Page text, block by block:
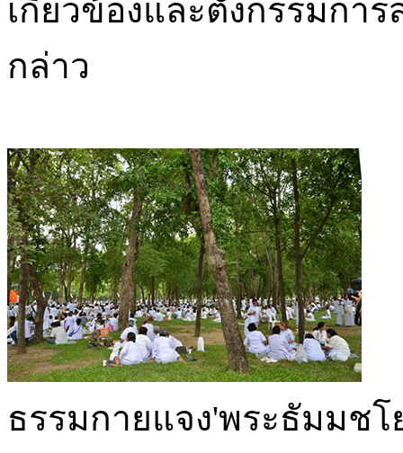
เกี่ยวข้องและตั้งกรรมกา
กล่าว
ธรรมกายแจง'พระธัมมช